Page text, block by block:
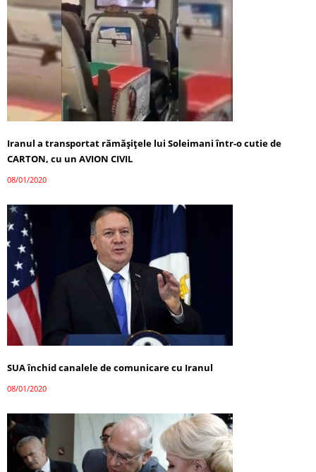
Iranul a transportat rămăşiţele lui Soleimani într-o cutie de
CARTON, cu un AVION CIVIL
08/01/2020
SUA închid canalele de comunicare cu Iranul
08/01/2020